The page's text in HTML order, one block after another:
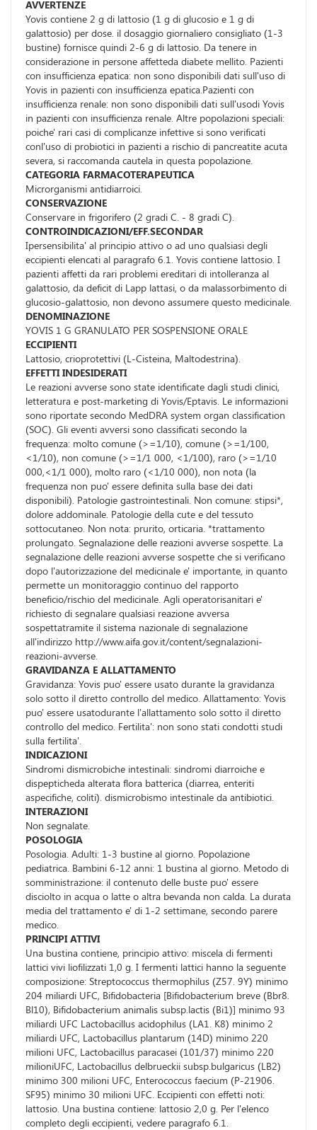
AVVERTENZE
Yovis contiene 2 g di lattosio (1 g di glucosio e 1 g di
galattosio) per dose. il dosaggio giornaliero consigliato (1-3
bustine) fornisce quindi 2-6 g di lattosio. Da tenere in
considerazione in persone affetteda diabete mellito. Pazienti
con insufficienza epatica: non sono disponibili dati sull'uso di
Yovis in pazienti con insufficienza epatica.Pazienti con
insufficienza renale: non sono disponibili dati sull'usodi Yovis
in pazienti con insufficienza renale. Altre popolazioni speciali:
poiche' rari casi di complicanze infettive si sono verificati
conl'uso di probiotici in pazienti a rischio di pancreatite acuta
severa, si raccomanda cautela in questa popolazione.
CATEGORIA FARMACOTERAPEUTICA
Microrganismi antidiarroici.
CONSERVAZIONE
Conservare in frigorifero (2 gradi C. - 8 gradi C).
CONTROINDICAZIONI/EFF.SECONDAR
Ipersensibilita' al principio attivo o ad uno qualsiasi degli
eccipienti elencati al paragrafo 6.1. Yovis contiene lattosio. I
pazienti affetti da rari problemi ereditari di intolleranza al
galattosio, da deficit di Lapp lattasi, o da malassorbimento di
glucosio-galattosio, non devono assumere questo medicinale.
DENOMINAZIONE
YOVIS 1 G GRANULATO PER SOSPENSIONE ORALE
ECCIPIENTI
Lattosio, crioprotettivi (L-Cisteina, Maltodestrina).
EFFETTI INDESIDERATI
Le reazioni avverse sono state identificate dagli studi clinici,
letteratura e post-marketing di Yovis/Eptavis. Le informazioni
sono riportate secondo MedDRA system organ classification
(SOC). Gli eventi avversi sono classificati secondo la
frequenza: molto comune (>=1/10), comune (>=1/100,
<1/10), non comune (>=1/1 000, <1/100), raro (>=1/10
000,<1/1 000), molto raro (<1/10 000), non nota (la
frequenza non puo' essere definita sulla base dei dati
disponibili). Patologie gastrointestinali. Non comune: stipsi*,
dolore addominale. Patologie della cute e del tessuto
sottocutaneo. Non nota: prurito, orticaria. *trattamento
prolungato. Segnalazione delle reazioni avverse sospette. La
segnalazione delle reazioni avverse sospette che si verificano
dopo l'autorizzazione del medicinale e' importante, in quanto
permette un monitoraggio continuo del rapporto
beneficio/rischio del medicinale. Agli operatorisanitari e'
richiesto di segnalare qualsiasi reazione avversa
sospettatramite il sistema nazionale di segnalazione
all'indirizzo http://www.aifa.gov.it/content/segnalazioni-
reazioni-avverse.
GRAVIDANZA E ALLATTAMENTO
Gravidanza: Yovis puo' essere usato durante la gravidanza
solo sotto il diretto controllo del medico. Allattamento: Yovis
puo' essere usatodurante l'allattamento solo sotto il diretto
controllo del medico. Fertilita': non sono stati condotti studi
sulla fertilita'.
INDICAZIONI
Sindromi dismicrobiche intestinali: sindromi diarroiche e
dispepticheda alterata flora batterica (diarrea, enteriti
aspecifiche, coliti). dismicrobismo intestinale da antibiotici.
INTERAZIONI
Non segnalate.
POSOLOGIA
Posologia. Adulti: 1-3 bustine al giorno. Popolazione
pediatrica. Bambini 6-12 anni: 1 bustina al giorno. Metodo di
somministrazione: il contenuto delle buste puo' essere
disciolto in acqua o latte o altra bevanda non calda. La durata
media del trattamento e' di 1-2 settimane, secondo parere
medico.
PRINCIPI ATTIVI
Una bustina contiene, principio attivo: miscela di fermenti
lattici vivi liofilizzati 1,0 g. I fermenti lattici hanno la seguente
composizione: Streptococcus thermophilus (Z57. 9Y) minimo
204 miliardi UFC, Bifidobacteria [Bifidobacterium breve (Bbr8.
Bl10), Bifidobacterium animalis subsp.lactis (Bi1)] minimo 93
miliardi UFC Lactobacillus acidophilus (LA1. K8) minimo 2
miliardi UFC, Lactobacillus plantarum (14D) minimo 220
milioni UFC, Lactobacillus paracasei (101/37) minimo 220
milioniUFC, Lactobacillus delbrueckii subsp.bulgaricus (LB2)
minimo 300 milioni UFC, Enterococcus faecium (P-21906.
SF95) minimo 30 milioni UFC. Eccipienti con effetti noti:
lattosio. Una bustina contiene: lattosio 2,0 g. Per l'elenco
completo degli eccipienti, vedere paragrafo 6.1.